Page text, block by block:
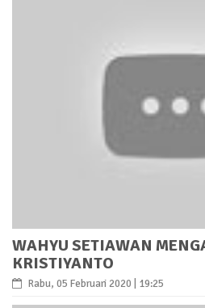
WAHYU SETIAWAN
KRISTIYANTO
Rabu, 05 Februari 2020 | 19:25